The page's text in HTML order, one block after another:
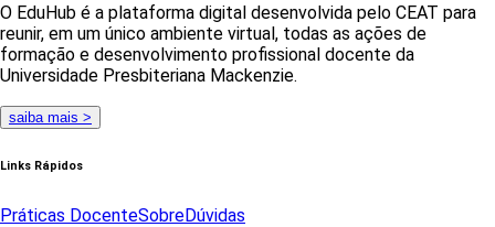
O EduHub é a plataforma digital desenvolvida pelo CEAT para
reunir, em um único ambiente virtual, todas as ações de
formação e desenvolvimento profissional docente da
Universidade Presbiteriana Mackenzie.
saiba mais >
Links Rápidos
Práticas DocenteSobreDúvidas